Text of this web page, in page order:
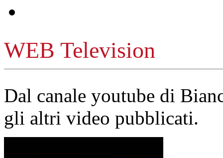
WEB Television
Dal canale youtube di
gli altri video pubblicati.